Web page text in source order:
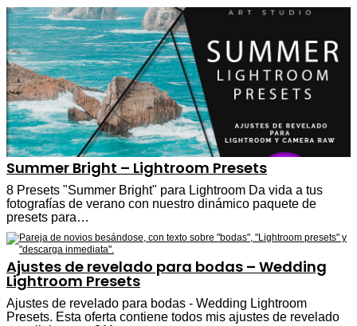
Summer Bright – Lightroom Presets
8 Presets "Summer Bright" para Lightroom Da vida a tus
fotografías de verano con nuestro dinámico paquete de
presets para…
Ajustes de revelado para bodas – Wedding
Lightroom Presets
Ajustes de revelado para bodas - Wedding Lightroom
Presets. Esta oferta contiene todos mis ajustes de revelado